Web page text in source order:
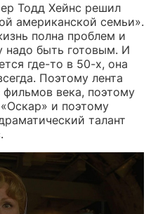
Тодд Хейнс решил
американской семьи».
полна проблем и
надо быть готовым. И
где-то в 50-х, она
Поэтому лента
века, поэтому
и поэтому
талант